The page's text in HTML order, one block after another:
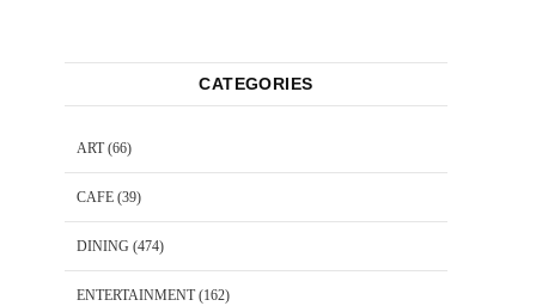
CATEGORIES
ART(66)
CAFE (39)
DINING (474)
ENTERTAINMENT(162)